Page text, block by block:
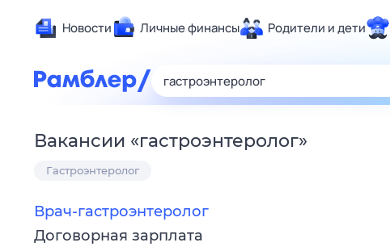
Новости Личные финансы Родители и дети
Развлечения и
Спорт
Вакансии «гастроэнтеролог»
Гастроэнтеролог
Врач-гастроэнтеролог
Договорная зарплата